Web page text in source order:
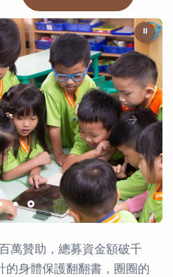
⏸
萬贊助，總募資金額破千
身體保護翻翻書，圈圈的